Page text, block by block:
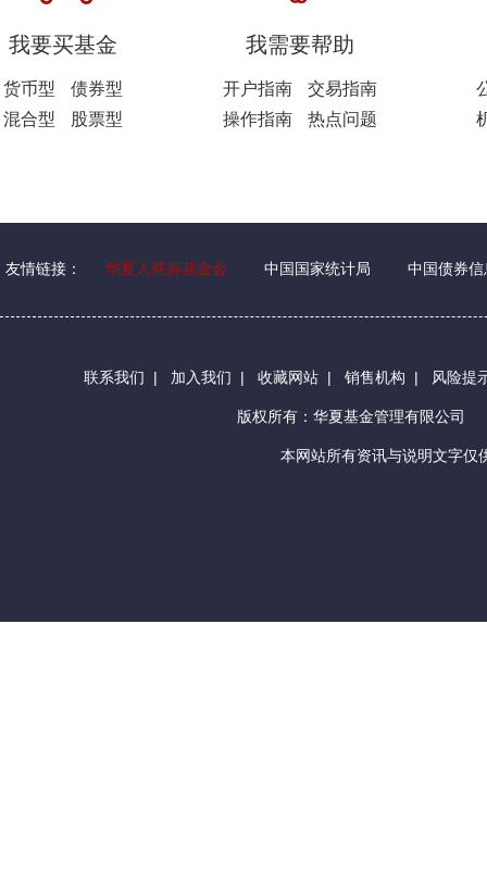
我要买基金
货币型
债券型
混合型
股票型
我需要帮助
开户指南
交易指南
操作指南
热点问题
友情链接： 华夏人慈善基金会 中国国家统计局 中国债券信
联系我们 | 加入我们 | 收藏网站 | 销售机构 | 风险提
版权所有：华夏基金管理有限公司
本网站所有资讯与说明文字仅